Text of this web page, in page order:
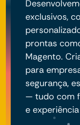
exclusivos,
prontas
Magento.
para
segurança,
— tudo com
e